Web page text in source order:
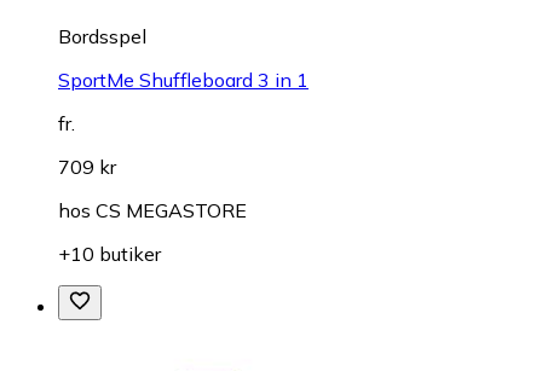
Bordsspel
SportMe Shuffleboard 3 in 1
fr.
709 kr
hos CS MEGASTORE
+10 butiker